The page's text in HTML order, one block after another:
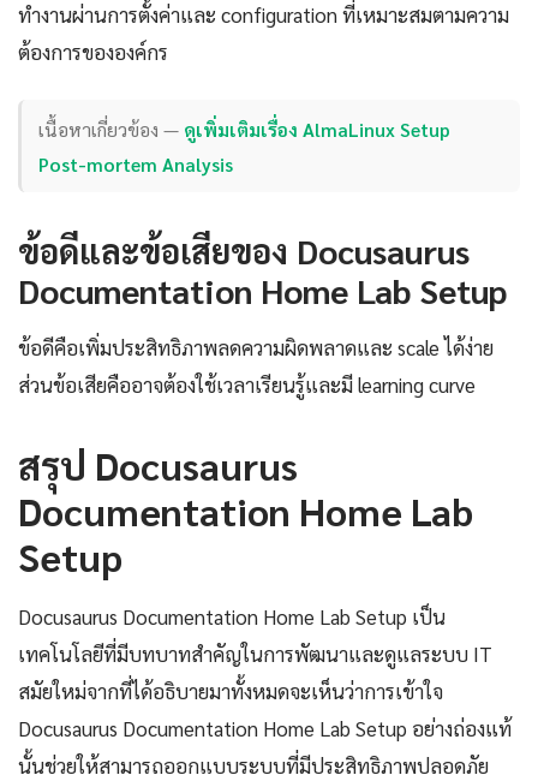
ทำงานผ่านการตั้งค่าและ configuration ที่เหมาะสมตามความ
ต้องการขององค์กร
เนื้อหาเกี่ยวข้อง — ดูเพิ่มเติมเรื่อง AlmaLinux Setup
Post-mortem Analysis
ข้อดีและข้อเสียของ Docusaurus
Documentation Home Lab Setup
ข้อดีคือเพิ่มประสิทธิภาพลดความผิดพลาดและ scale ได้ง่าย
ส่วนข้อเสียคืออาจต้องใช้เวลาเรียนรู้และมี learning curve
สรุป Docusaurus
Documentation Home Lab
Setup
Docusaurus Documentation Home Lab Setup เป็น
เทคโนโลยีที่มีบทบาทสำคัญในการพัฒนาและดูแลระบบ IT
สมัยใหม่จากที่ได้อธิบายมาทั้งหมดจะเห็นว่าการเข้าใจ
Docusaurus Documentation Home Lab Setup อย่างถ่องแท้
นั้นช่วยให้สามารถออกแบบระบบที่มีประสิทธิภาพปลอดภัย